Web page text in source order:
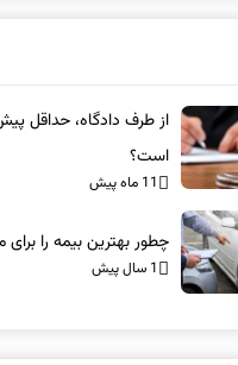
از طرف دادگاه، حداقل
است؟
11 ماه پیش
چطور بهترین بیمه را
1 سال پیش